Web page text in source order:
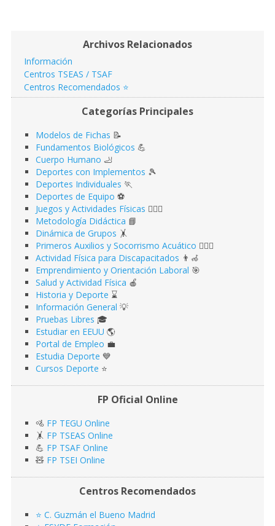
Archivos Relacionados
Información
Centros TSEAS / TSAF
Centros Recomendados ⭐️
Categorías Principales
Modelos de Fichas 📝
Fundamentos Biológicos 💪
Cuerpo Humano 🦶
Deportes con Implementos 🎾
Deportes Individuales 🏃
Deportes de Equipo ⚽️
Juegos y Actividades Físicas 🤹🏻‍♂️
Metodología Didáctica 📘
Dinámica de Grupos 🤸
Primeros Auxilios y Socorrismo Acuático 🏊🏻‍♂️
Actividad Física para Discapacitados 👨‍🦽
Emprendimiento y Orientación Laboral 🎯
Salud y Actividad Física 🍎
Historia y Deporte ⌛️
Información General 💡
Pruebas Libres 🎓
Estudiar en EEUU 🌎​
Portal de Empleo 💼
Estudia Deporte 💙
Cursos Deporte ⭐️
FP Oficial Online
🚵 FP TEGU Online
🤸 FP TSEAS Online
💪 FP TSAF Online
🧸 FP TSEI Online
Centros Recomendados
⭐️ C. Guzmán el Bueno Madrid